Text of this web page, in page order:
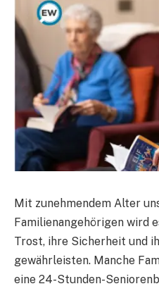
Mit zunehmendem Alter
Familienangehörigen wird
Trost, ihre Sicherheit und
gewährleisten. Manche
eine 24-Stunden-